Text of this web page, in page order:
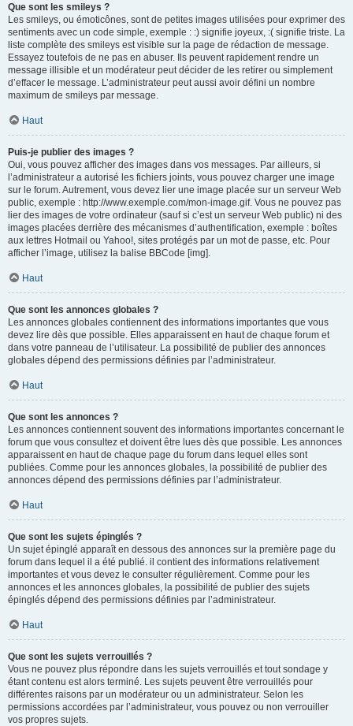
Que sont les smileys ?
Les smileys, ou émoticônes, sont de petites images utilisées pour exprimer des
sentiments avec un code simple, exemple : :) signifie joyeux, :( signifie triste. La
liste complète des smileys est visible sur la page de rédaction de message.
Essayez toutefois de ne pas en abuser. Ils peuvent rapidement rendre un
message illisible et un modérateur peut décider de les retirer ou simplement
d’effacer le message. L’administrateur peut aussi avoir défini un nombre
maximum de smileys par message.
Haut
Puis-je publier des images ?
Oui, vous pouvez afficher des images dans vos messages. Par ailleurs, si
l’administrateur a autorisé les fichiers joints, vous pouvez charger une image
sur le forum. Autrement, vous devez lier une image placée sur un serveur Web
public, exemple : http://www.exemple.com/mon-image.gif. Vous ne pouvez pas
lier des images de votre ordinateur (sauf si c’est un serveur Web public) ni des
images placées derrière des mécanismes d’authentification, exemple : boîtes
aux lettres Hotmail ou Yahoo!, sites protégés par un mot de passe, etc. Pour
afficher l’image, utilisez la balise BBCode [img].
Haut
Que sont les annonces globales ?
Les annonces globales contiennent des informations importantes que vous
devez lire dès que possible. Elles apparaissent en haut de chaque forum et
dans votre panneau de l’utilisateur. La possibilité de publier des annonces
globales dépend des permissions définies par l’administrateur.
Haut
Que sont les annonces ?
Les annonces contiennent souvent des informations importantes concernant le
forum que vous consultez et doivent être lues dès que possible. Les annonces
apparaissent en haut de chaque page du forum dans lequel elles sont
publiées. Comme pour les annonces globales, la possibilité de publier des
annonces dépend des permissions définies par l’administrateur.
Haut
Que sont les sujets épinglés ?
Un sujet épinglé apparaît en dessous des annonces sur la première page du
forum dans lequel il a été publié. il contient des informations relativement
importantes et vous devez le consulter régulièrement. Comme pour les
annonces et les annonces globales, la possibilité de publier des sujets
épinglés dépend des permissions définies par l’administrateur.
Haut
Que sont les sujets verrouillés ?
Vous ne pouvez plus répondre dans les sujets verrouillés et tout sondage y
étant contenu est alors terminé. Les sujets peuvent être verrouillés pour
différentes raisons par un modérateur ou un administrateur. Selon les
permissions accordées par l’administrateur, vous pouvez ou non verrouiller
vos propres sujets.